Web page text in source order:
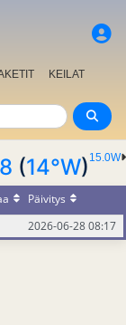
KEILAT
15.0W
(14°W)
Päivitys
2026-06-28 08:17